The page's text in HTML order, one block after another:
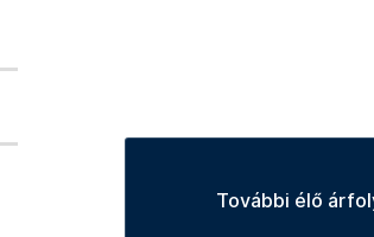
További élő